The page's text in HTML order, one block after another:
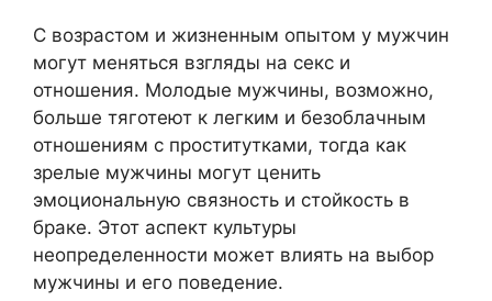
С возрастом и жизненным опытом у мужчин
могут меняться взгляды на секс и
отношения. Молодые мужчины, возможно,
больше тяготеют к легким и безоблачным
отношениям с проститутками, тогда как
зрелые мужчины могут ценить
эмоциональную связность и стойкость в
браке. Этот аспект культуры
неопределенности может влиять на выбор
мужчины и его поведение.